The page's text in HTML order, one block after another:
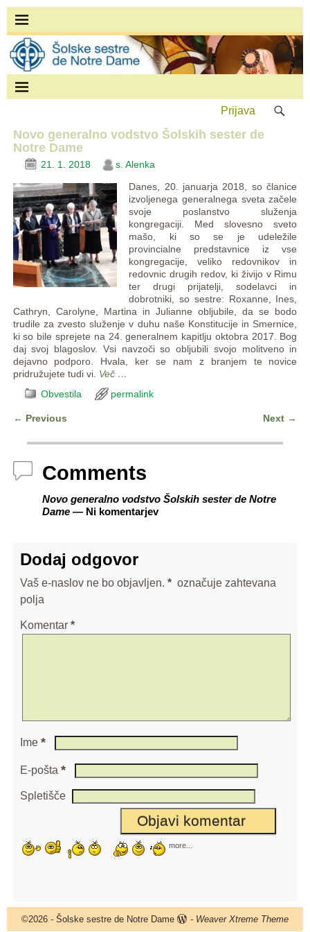
Prijava
Novo generalno vodstvo Šolskih sester de
Notre Dame
21. 1. 2018
s. Alenka
Danes, 20. januarja 2018, so članice
izvoljenega generalnega sveta začele
svoje poslanstvo služenja
kongregaciji. Med slovesno sveto
mašo, ki so se je udeležile
provincialne predstavnice iz vse
kongregacije, veliko redovnikov in
redovnic drugih redov, ki živijo v Rimu
ter drugi prijatelji, sodelavci in
dobrotniki, so sestre: Roxanne, Ines,
Cathryn, Carolyne, Martina in Julianne obljubile, da se bodo
trudile za zvesto služenje v duhu naše Konstitucije in Smernice,
ki so bile sprejete na 24. generalnem kapitlju oktobra 2017. Bog
daj svoj blagoslov. Vsi navzoči so obljubili svojo molitveno in
dejavno podporo. Hvala, ker se nam z branjem te novice
pridružujete tudi vi. Več …
Obvestila
permalink
← Previous Next →
Comments
Novo generalno vodstvo Šolskih sester de Notre
Dame— Ni komentarjev
Dodaj odgovor
Vaš e-naslov ne bo objavljen. * označuje zahtevana
polja
Komentar *
Ime *
E-pošta *
Spletišče
more...
©2026 - Šolske sestre de Notre Dame - Weaver Xtreme Theme